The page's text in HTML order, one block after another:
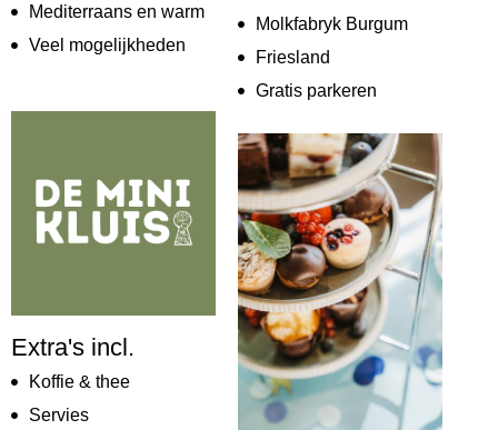
Mediterraans en warm
Veel mogelijkheden
Molkfabryk Burgum
Friesland
Gratis parkeren
Extra's incl.
Koffie & thee
Servies